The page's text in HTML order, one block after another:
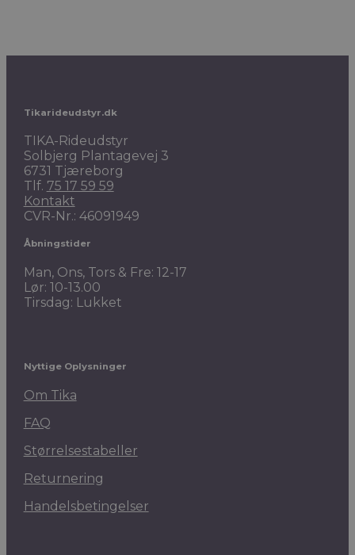
Tikarideudstyr.dk
TIKA-Rideudstyr
Solbjerg Plantagevej 3
6731 Tjæreborg
Tlf. 75 17 59 59
Kontakt
CVR-Nr.: 46091949
Åbningstider
Man, Ons, Tors & Fre: 12-17
Lør: 10-13.00
Tirsdag: Lukket
Nyttige Oplysninger
Om Tika
FAQ
Størrelsestabeller
Returnering
Handelsbetingelser